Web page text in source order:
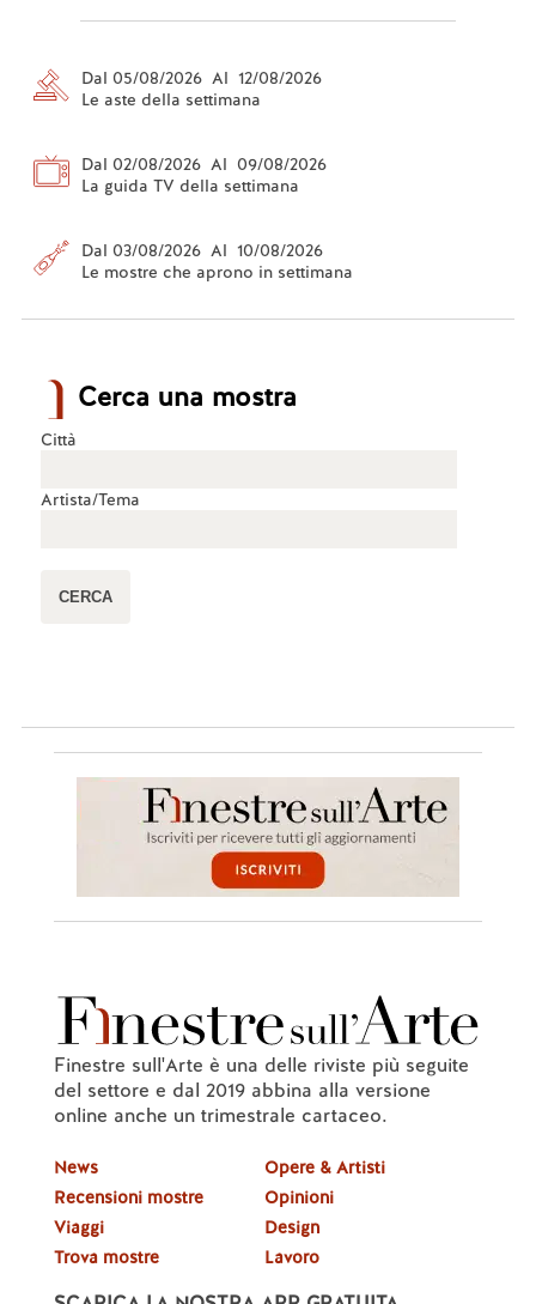
Dal 05/08/2026 Al 12/08/2026
Le aste della settimana
Dal 02/08/2026 Al 09/08/2026
La guida TV della settimana
Dal 03/08/2026 Al 10/08/2026
Le mostre che aprono in settimana
Cerca una mostra
Città
Artista/Tema
Finestre sull'Arte è una delle riviste più seguite
del settore e dal 2019 abbina alla versione
online anche un trimestrale cartaceo.
News
Recensioni mostre
Viaggi
Trova mostre
Opere & Artisti
Opinioni
Design
Lavoro